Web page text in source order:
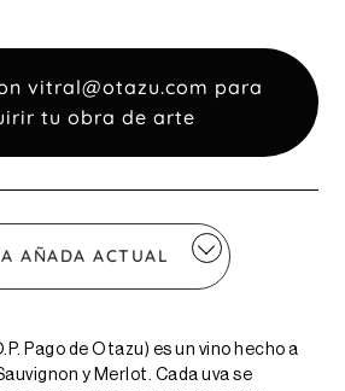
vitral@otazu.com para
tu obra de arte
AÑADA ACTUAL
Pago de Otazu) es un vino hecho a
y Merlot. Cada uva se